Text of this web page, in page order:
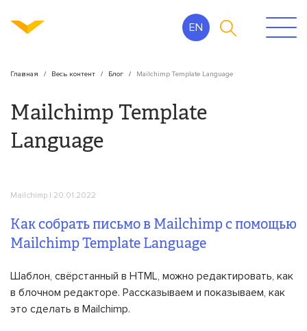
EN
Главная Весь контент Блог Mailchimp Template Language
Mailchimp Template
Language
Mailchimp | 20.01.2022
Как собрать письмо в Mailchimp с помощью
Mailchimp Template Language
Шаблон, свёрстанный в HTML, можно редактировать, как
в блочном редакторе. Рассказываем и показываем, как
это сделать в Mailchimp.